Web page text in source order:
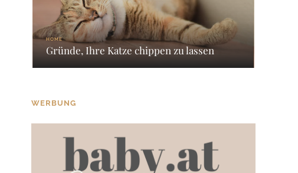
HOME
Gründe, Ihre Katze chippen zu lassen
WERBUNG